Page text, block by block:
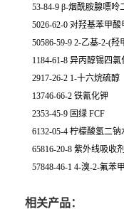
53-84-9 β-烟酰胺腺嘌呤
5026-62-0 对羟基苯甲酸
50586-59-9 2-乙基-2-(
1184-61-8 异丙醇锡四
2917-26-2 1-十六烷硫醇
13746-66-2 铁氰化钾
2353-45-9 固绿 FCF
6132-05-4 柠檬酸氢二钠
65816-20-8 紫外线吸收
57848-46-1 4-溴-2-氟苯
相关产品：